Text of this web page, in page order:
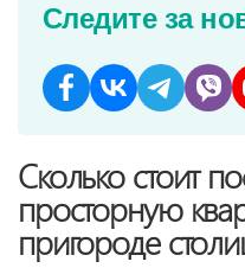
Следите за
Сколько стоит
просторную
пригороде